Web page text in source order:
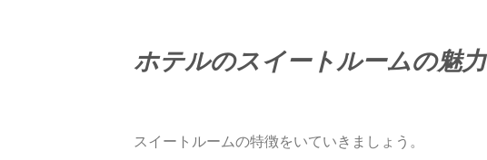
ホテルのスイートルームの魅力
スイートルームの特徴をいていきましょう。